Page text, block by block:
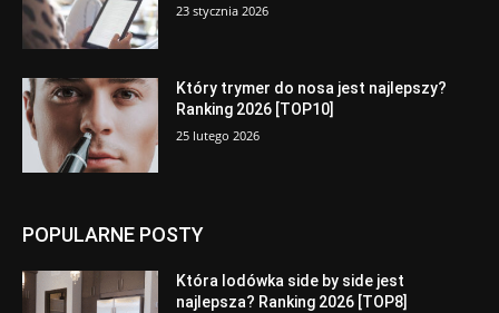
23 stycznia 2026
Który trymer do nosa jest najlepszy?
Ranking 2026 [TOP10]
25 lutego 2026
POPULARNE POSTY
Która lodówka side by side jest
najlepsza? Ranking 2026 [TOP8]